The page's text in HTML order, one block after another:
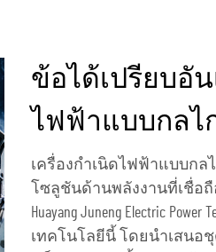
ข้อได้เปรียบอั
ไฟฟ้าแบบกลไ
เครื่องกำเนิดไฟฟ้าแบบก
โซลูชันด้านพลังงานที่เชื่อถื
Huayang Juneng Electric
เทคโนโลยีนี้ โดยนำเสนอ